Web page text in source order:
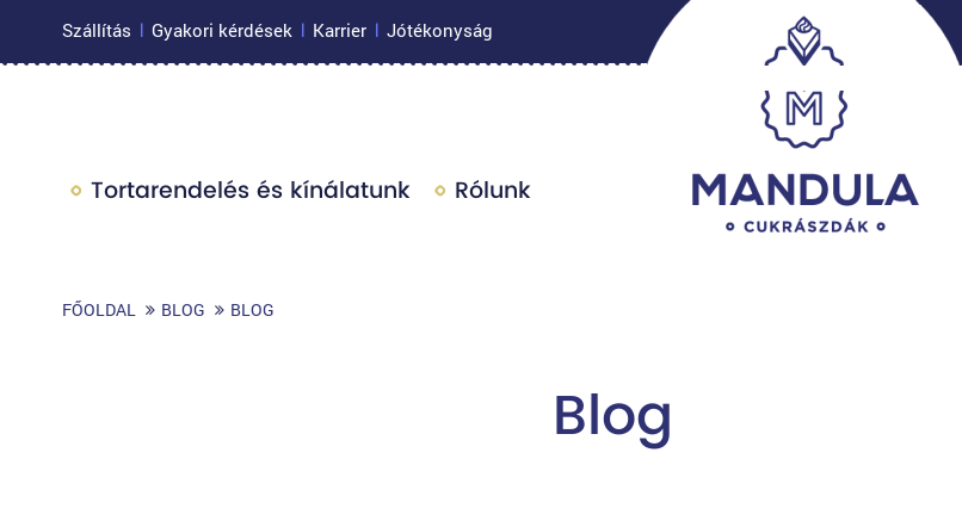
Szállítás | Gyakori kérdések | Karrier | Jótékonyság
Tortarendelés és kínálatunk Rólunk
FŐOLDAL BLOG BLOG
Blog